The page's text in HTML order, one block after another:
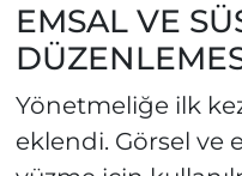
EMSAL VE
Yönetmeliğe ilk
eklendi. Görsel ve